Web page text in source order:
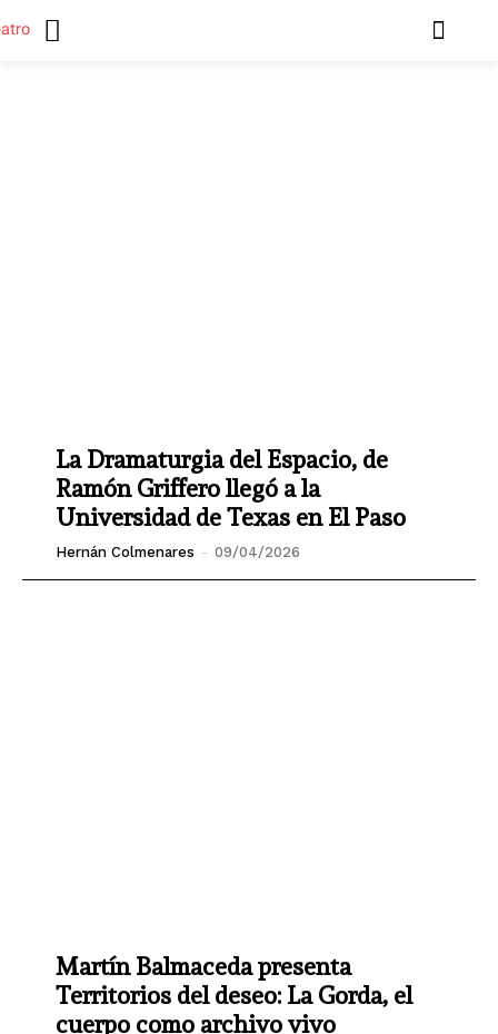
La Dramaturgia del Espacio, de
Ramón Griffero llegó a la
Universidad de Texas en El Paso
Hernán Colmenares - 09/04/2026
Martín Balmaceda presenta
Territorios del deseo: La Gorda, el
cuerpo como archivo vivo